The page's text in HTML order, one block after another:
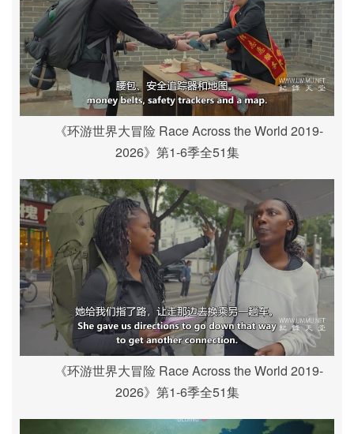
《环游世界大冒险 Race Across the World 2019-
2026》第1-6季全51集
《环游世界大冒险 Race Across the World 2019-
2026》第1-6季全51集